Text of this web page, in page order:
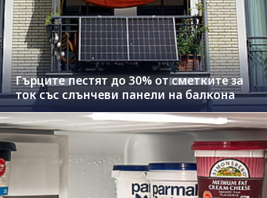
Гърците пестят до 30% от сметките за
ток със слънчеви панели на балкона